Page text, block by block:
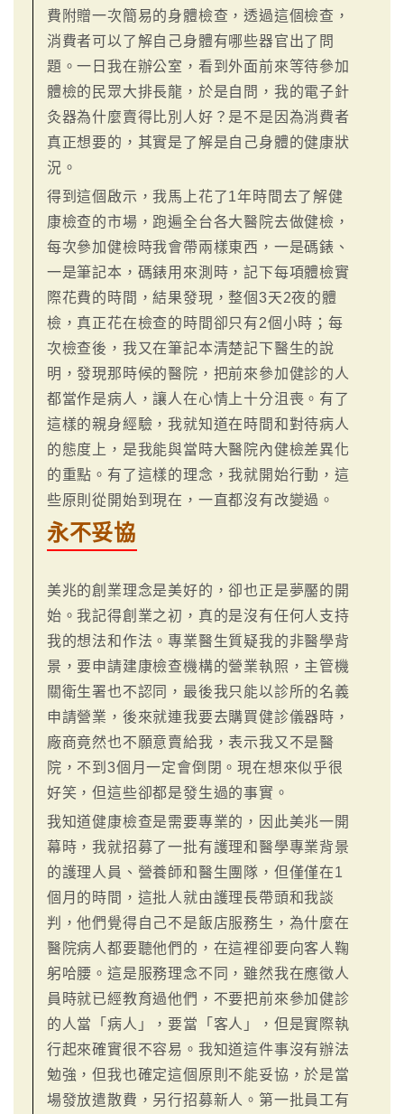
費附贈一次簡易的身體檢查，透過這個檢查，
消費者可以了解自己身體有哪些器官出了問
題。一日我在辦公室，看到外面前來等待參加
體檢的民眾大排長龍，於是自問，我的電子針
灸器為什麼賣得比別人好？是不是因為消費者
真正想要的，其實是了解是自己身體的健康狀
況。
得到這個啟示，我馬上花了1年時間去了解健
康檢查的市場，跑遍全台各大醫院去做健檢，
每次參加健檢時我會帶兩樣東西，一是碼錶、
一是筆記本，碼錶用來測時，記下每項體檢實
際花費的時間，結果發現，整個3天2夜的體
檢，真正花在檢查的時間卻只有2個小時；每
次檢查後，我又在筆記本清楚記下醫生的說
明，發現那時候的醫院，把前來參加健診的人
都當作是病人，讓人在心情上十分沮喪。有了
這樣的親身經驗，我就知道在時間和對待病人
的態度上，是我能與當時大醫院內健檢差異化
的重點。有了這樣的理念，我就開始行動，這
些原則從開始到現在，一直都沒有改變過。
永不妥協
美兆的創業理念是美好的，卻也正是夢靨的開
始。我記得創業之初，真的是沒有任何人支持
我的想法和作法。專業醫生質疑我的非醫學背
景，要申請建康檢查機構的營業執照，主管機
關衛生署也不認同，最後我只能以診所的名義
申請營業，後來就連我要去購買健診儀器時，
廠商竟然也不願意賣給我，表示我又不是醫
院，不到3個月一定會倒閉。現在想來似乎很
好笑，但這些卻都是發生過的事實。
我知道健康檢查是需要專業的，因此美兆一開
幕時，我就招募了一批有護理和醫學專業背景
的護理人員、營養師和醫生團隊，但僅僅在1
個月的時間，這批人就由護理長帶頭和我談
判，他們覺得自己不是飯店服務生，為什麼在
醫院病人都要聽他們的，在這裡卻要向客人鞠
躬哈腰。這是服務理念不同，雖然我在應徵人
員時就已經教育過他們，不要把前來參加健診
的人當「病人」，要當「客人」，但是實際執
行起來確實很不容易。我知道這件事沒有辦法
勉強，但我也確定這個原則不能妥協，於是當
場發放遣散費，另行招募新人。第一批員工有